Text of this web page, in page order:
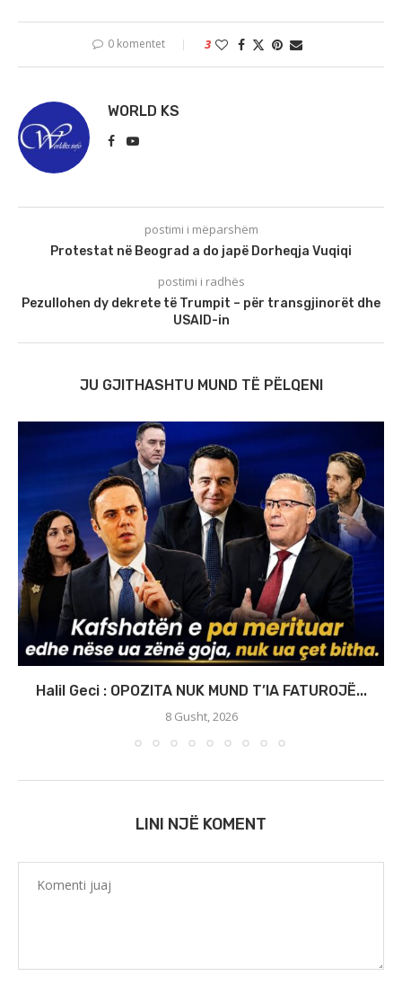
0 komentet 3
WORLD KS
postimi i mëparshëm
Protestat në Beograd a do japë Dorheqja Vuqiqi
postimi i radhës
Pezullohen dy dekrete të Trumpit – për transgjinorët dhe
USAID-in
JU GJITHASHTU MUND TË PËLQENI
Halil Geci : OPOZITA NUK MUND T’IA FATUROJË...
8 Gusht, 2026
LINI NJË KOMENT